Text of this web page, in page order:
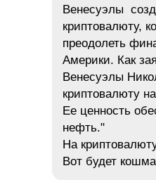
Венесуэлы
криптовалюту,
преодолеть
Америки. Как
Венесуэлы
криптовалюту
Ее ценность
нефть."
На
Вот будет